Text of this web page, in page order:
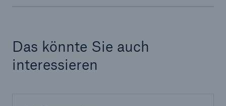
Das könnte Sie auch
interessieren
Sachdeckung durch einen leistungsfähigen
Rückversicherungspartner